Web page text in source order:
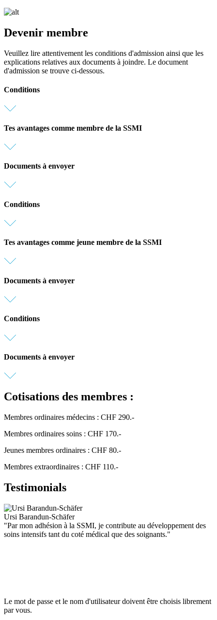
Devenir membre
Veuillez lire attentivement les conditions d'admission ainsi que les
explications relatives aux documents à joindre. Le document
d'admission se trouve ci-dessous.
Conditions
Tes avantages comme membre de la SSMI
Documents à envoyer
Conditions
Tes avantages comme jeune membre de la SSMI
Documents à envoyer
Conditions
Documents à envoyer
Cotisations des membres :
Membres ordinaires médecins : CHF 290.-
Membres ordinaires soins : CHF 170.-
Jeunes membres ordinaires : CHF 80.-
Membres extraordinaires : CHF 110.-
Testimonials
Ursi Barandun-Schäfer
"Par mon adhésion à la SSMI, je contribute au développement des
soins intensifs tant du coté médical que des soignants."
Le mot de passe et le nom d'utilisateur doivent être choisis librement
par vous.